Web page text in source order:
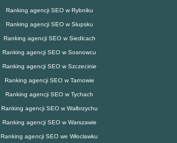
Ranking agencji SEO w Rybniku
Ranking agencji SEO w Słupsku
Ranking agencji SEO w Siedlcach
Ranking agencji SEO w Sosnowcu
Ranking agencji SEO w Szczecinie
Ranking agencji SEO w Tarnowie
Ranking agencji SEO w Tychach
Ranking agencji SEO w Wałbrzychu
Ranking agencji SEO w Warszawie
Ranking agencji SEO we Włocławku